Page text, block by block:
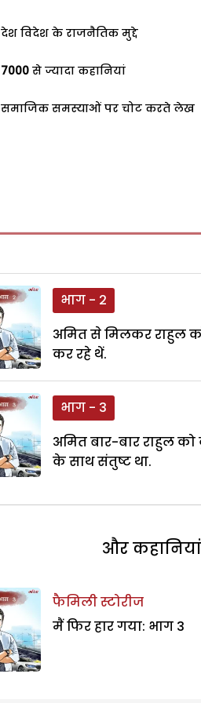
देश विदेश के राजनैतिक मुद्दे
7000 से ज्यादा कहानियां
समाजिक समस्याओं पर चोट करते लेख
भाग - 2
अमित से मिलकर राहुल
कर रहे थें.
भाग - 3
अमित बार-बार राहुल
के साथ संतुष्ट था.
और
फैमिली स्टोरीज
मैं फिर हार गया: भाग 3